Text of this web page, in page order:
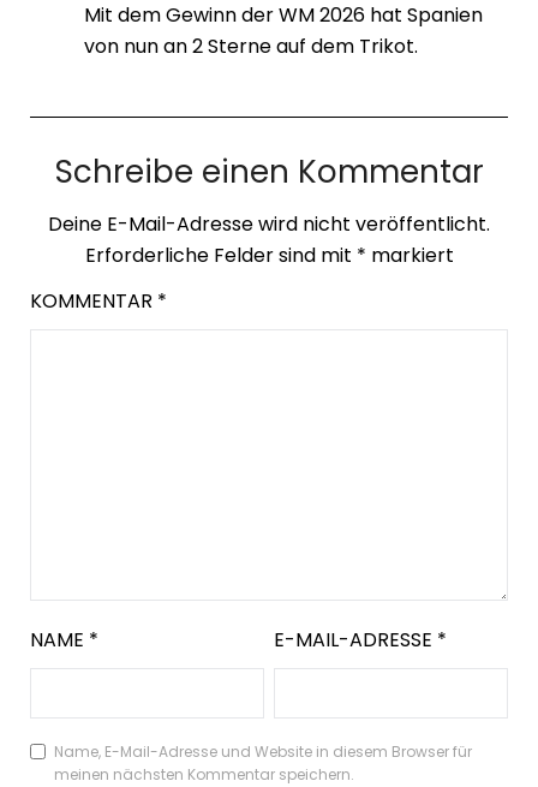
Mit dem Gewinn der WM 2026 hat Spanien
von nun an 2 Sterne auf dem Trikot.
Schreibe einen Kommentar
Deine E-Mail-Adresse wird nicht veröffentlicht.
Erforderliche Felder sind mit * markiert
KOMMENTAR *
NAME * E-MAIL-ADRESSE *
Name, E-Mail-Adresse und Website in diesem Browser für
meinen nächsten Kommentar speichern.